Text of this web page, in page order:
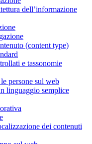
dell’informazione
(content type)
e tassonomie
persone sul web
linguaggio semplice
dei contenuti